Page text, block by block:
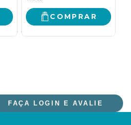
COMPRAR
FAÇA LOGIN E AVALIE